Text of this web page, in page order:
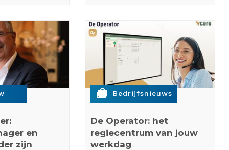
en
zijn
cases Bedrijfsnieuws
De Operator: het
regiecentrum van jouw
werkdag